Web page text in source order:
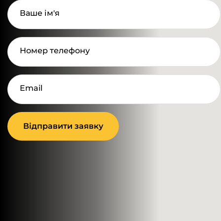
Ваше ім'я
Номер телефону
Email
Відправити заявку